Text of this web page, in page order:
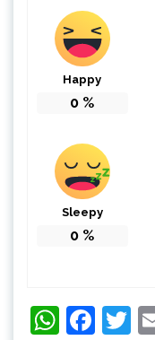
Happy
0 %
Sleepy
0 %